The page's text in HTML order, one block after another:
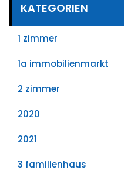
KATEGORIEN
1 zimmer
1a immobilienmarkt
2 zimmer
2020
2021
3 familienhaus